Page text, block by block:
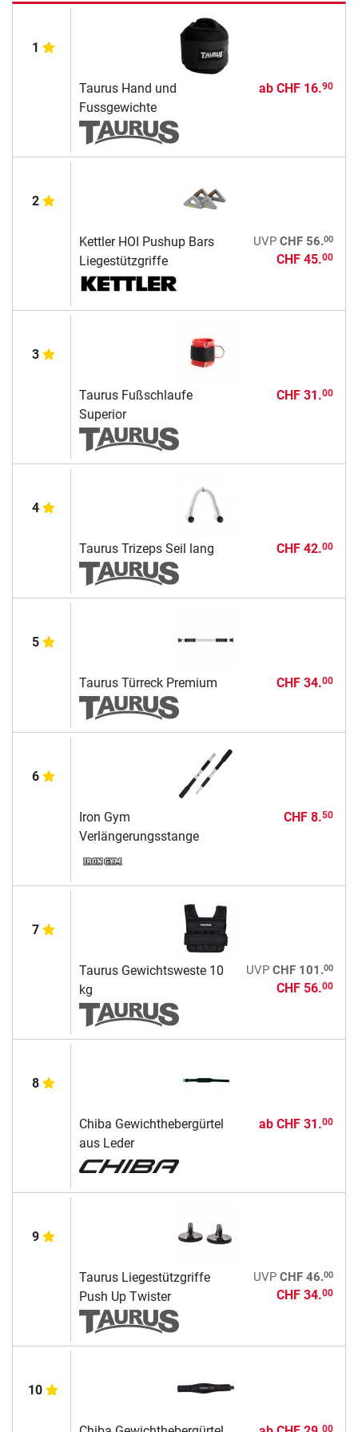
1
Taurus Hand und
Fussgewichte
ab CHF 16.90
2
Kettler HOI Pushup Bars
Liegestützgriffe
UVP CHF 56.00
CHF 45.00
3
Taurus Fußschlaufe
Superior
CHF 31.00
4
Taurus Trizeps Seil lang CHF 42.00
5
Taurus Türreck Premium CHF 34.00
6
Iron Gym
Verlängerungsstange
CHF 8.50
7
Taurus Gewichtsweste 10
kg
UVP CHF 101.00
CHF 56.00
8
Chiba Gewichthebergürtel
aus Leder
ab CHF 31.00
9
Taurus Liegestützgriffe
Push Up Twister
UVP CHF 46.00
CHF 34.00
10
00